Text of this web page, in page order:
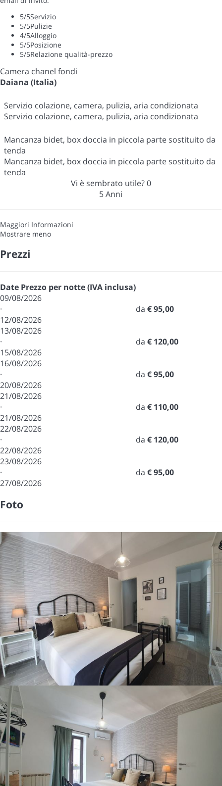
5/5Servizio
5/5Pulizie
4/5Alloggio
5/5Posizione
5/5Relazione qualità-prezzo
Camera chanel fondi
Daiana (Italia)
Servizio colazione, camera, pulizia, aria condizionata
Servizio colazione, camera, pulizia, aria condizionata
Mancanza bidet, box doccia in piccola parte sostituito da
tenda
Mancanza bidet, box doccia in piccola parte sostituito da
tenda
Vi è sembrato utile?0
5 Anni
Maggiori Informazioni
Mostrare meno
Prezzi
Date Prezzo per notte (IVA inclusa)
09/08/2026
·
12/08/2026
da € 95,00
13/08/2026
·
15/08/2026
da € 120,00
16/08/2026
·
20/08/2026
da € 95,00
21/08/2026
·
21/08/2026
da € 110,00
22/08/2026
·
22/08/2026
da € 120,00
23/08/2026
·
27/08/2026
da € 95,00
Foto